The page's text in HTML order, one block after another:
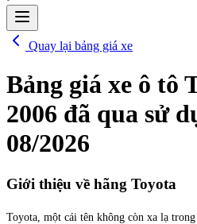
Quay lại bảng giá xe
Bảng giá xe ô tô
2006 đã qua sử
08/2026
Giới thiệu về hãng Toyota
Toyota, một cái tên không còn xa lạ trong